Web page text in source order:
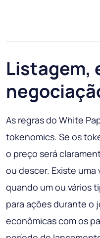
Listagem,
As regras do White
tokenomics. Se os
o preço será
ou descer. Existe
quando um ou vários
para ações durante o
econômicas com os